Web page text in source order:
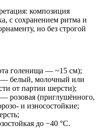
композиция
с сохранением ритма и
но без строгой
голенища — ~15 см);
— белый, молочный или
от партии шерсти);
розовая (приглушённого,
и износостойкие;
до −40 °C.